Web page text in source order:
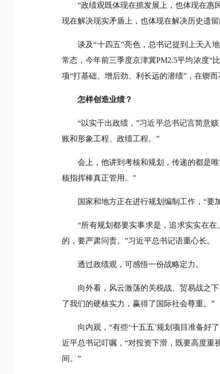
“政绩观既体现在抓发展上，也体现在
现在解决现实矛盾上，也体现在解决历史遗
谈及“十四五”亮色，总书记提到上天入
常态，今年前三季度京津冀PM2.5平均浓度
项“打基础、增后劲、利长远的潜绩”，在锲
怎样创造业绩？
“以实干出政绩，”习近平总书记言简意
账和形象工程、政绩工程。”
会上，他讲到考核和规划，传递的都是
核指挥棒真正管用。”
国家和地方正在进行规划编制工作，“
“所有规划都要实事求是，追求实实在
的，要严肃问责。”习近平总书记语重心长。
透过政绩观，可感悟一份战略定力。
向外看，风云激荡的关税战、贸易战之
了我们的硬核实力，赢得了国际社会尊重。”
向内观，“有些‘十五五’规划项目准备好
近平总书记叮嘱，“对投资下滑，既要高度
间。”